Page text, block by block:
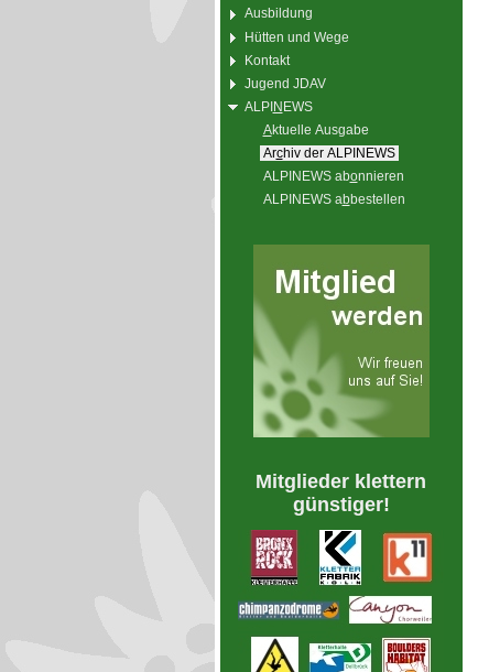
Ausbildung
Hütten und Wege
Kontakt
Jugend JDAV
ALPINEWS
Aktuelle Ausgabe
Archiv der ALPINEWS
ALPINEWS abonnieren
ALPINEWS abbestellen
Mitglieder klettern
günstiger!